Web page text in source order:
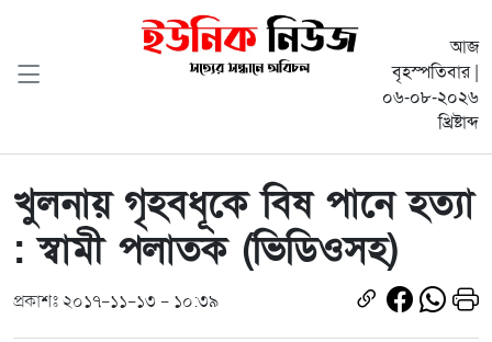
আজ
বৃহস্পতিবার |
০৬-০৮-২০২৬
খ্রিষ্টাব্দ
খুলনায় গৃহবধূকে বিষ পানে হত্যা
: স্বামী পলাতক (ভিডিওসহ)
প্রকাশঃ ২০১৭-১১-১৩ - ১০:৩৯